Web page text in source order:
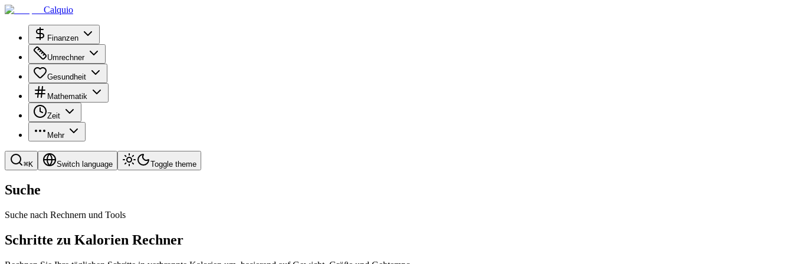
Calquio
Finanzen
Umrechner
Gesundheit
Mathematik
Zeit
Mehr
⌘K Switch language Toggle theme
Suche
Suche nach Rechnern und Tools
Schritte zu Kalorien Rechner